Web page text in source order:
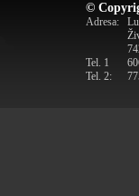
©
Adresa:
Tel. 1
Tel. 2: